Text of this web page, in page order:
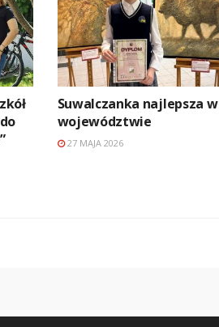
Suwalczanka najlepsza w
województwie
27 MAJA 2026